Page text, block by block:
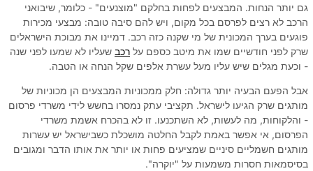
גם יותר הנחות. המבצעים לפחות בחלקם "מוצנעים" - כלומר, שיבואני
הרכב לא רצים לפרסם בכל מקום, ויש להם סיבה טובה: מבצעי מכירות
פוגעים בערך המכונית של מי שקנה כזה רכב. דמיינו את מבוכת הישראלים
שרק לפני חודשיים שמו את מיטב כספם על רכב שעליו לא שמעו לפני שנה
- וכעת מגלים שיש עליו מעל עשרת אלפים שקל הנחה או הטבה.
אבל הפעם הבעיה יותר גדולה: חלק ממכוניות המבצעים הן מכוניות של
מותגים שרק הגיעו לישראל. תקציבי עתק נמסרו בחשש לידי משרדי פרסום
- והלקוחות, מה לעשות, לא השתכנעו. זו לא בהכרח אשמת משרדי
הפרסום, אי אפשר באמת לקבל החלטה מושכלת כשבישראל יש עשרות
מותגים חשמליים סיניים שמציעים פחות או יותר את אותו הדבר ומגובים
בסיסמאות חסרות משמעות על "יוקרה".